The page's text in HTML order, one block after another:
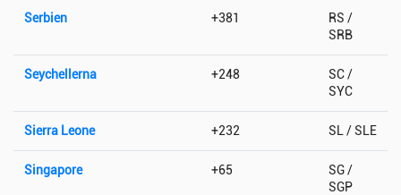
Serbien +381
RS /
SRB
Seychellerna +248
SC /
SYC
Sierra Leone +232 SL / SLE
Singapore +65
SG /
SGP